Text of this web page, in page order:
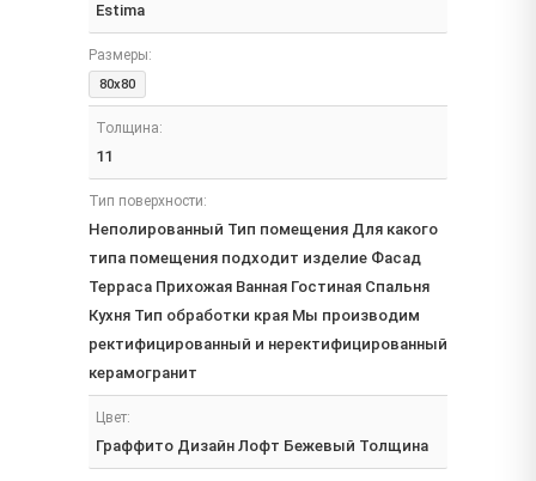
Estima
Размеры:
80x80
Толщина:
11
Тип поверхности:
Неполированный Тип помещения Для какого
типа помещения подходит изделие Фасад
Терраса Прихожая Ванная Гостиная Спальня
Кухня Тип обработки края Мы производим
ректифицированный и неректифицированный
керамогранит
Цвет:
Граффито Дизайн Лофт Бежевый Толщина